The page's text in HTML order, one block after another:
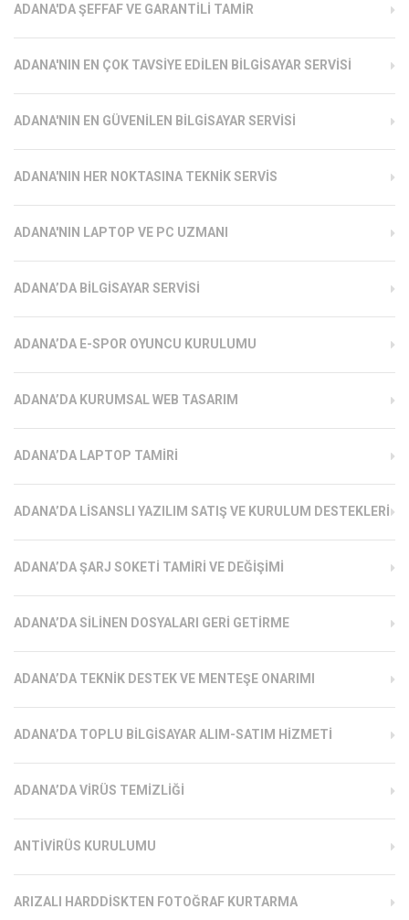
ADANA'DA ŞEFFAF VE GARANTILI TAMIR
ADANA'NIN EN ÇOK TAVSIYE EDILEN BILGISAYAR SERVISI
ADANA'NIN EN GÜVENILEN BILGISAYAR SERVISI
ADANA'NIN HER NOKTASINA TEKNIK SERVIS
ADANA'NIN LAPTOP VE PC UZMANI
ADANA’DA BILGISAYAR SERVISI
ADANA’DA E-SPOR OYUNCU KURULUMU
ADANA’DA KURUMSAL WEB TASARIM
ADANA’DA LAPTOP TAMIRI
ADANA’DA LISANSLI YAZILIM SATIŞ VE KURULUM DESTEKLERI
ADANA’DA ŞARJ SOKETI TAMIRI VE DEĞIŞIMI
ADANA’DA SILINEN DOSYALARI GERI GETIRME
ADANA’DA TEKNIK DESTEK VE MENTEŞE ONARIMI
ADANA’DA TOPLU BILGISAYAR ALIM-SATIM HIZMETI
ADANA’DA VIRÜS TEMIZLIĞI
ANTIVIRÜS KURULUMU
ARIZALI HARDDISKTEN FOTOĞRAF KURTARMA